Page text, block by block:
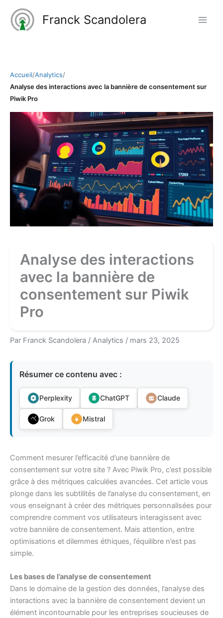
contenu
Franck Scandolera
Accueil/Analytics/
Analyse des interactions avec la bannière de consentement sur
Piwik Pro
Analyse des interactions
avec la bannière de
consentement sur Piwik
Pro
Par Franck Scandolera / Analytics / mars 23, 2025
Résumer ce contenu avec :
Perplexity ChatGPT Claude
Grok Mistral
Comment mesurer l’efficacité d’une bannière de
consentement sur votre site ? Avec Piwik Pro, c’est possible
grâce à des métriques calculées avancées. Cet article vous
plonge dans les subtilités de l’analyse du consentement, en
vous enseignant à créer des métriques personnalisées pour
comprendre comment vos utilisateurs interagissent avec
votre bannière de consentement. Mais attention, entre
optimisations et dilemmes éthiques, l’équilibre n’est pas
simple.
Les bases de l’analyse de consentement
Dans le domaine de la gestion des données, l’analyse des
interactions avec la bannière de consentement devient un
élément incontournable pour les entreprises soucieuses de